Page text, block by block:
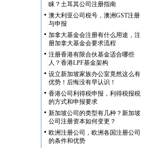
睐？土耳其公司注册指南
澳大利亚公司税号，澳洲GST注册
与申报
加拿大基金会注册有什么用途，注
册加拿大基金会要求流程
注册香港有限合伙基金适合哪些
人？香港LPF基金架构
设立新加坡家族办公室竟然这么有
优势！后悔没有早认识！
香港公司利得税申报，利得税报税
的方式和申报要求
新加坡公司的类型有几种？新加坡
公司注册资本如何变更？
欧洲注册公司，欧洲各国注册公司
的条件和优势